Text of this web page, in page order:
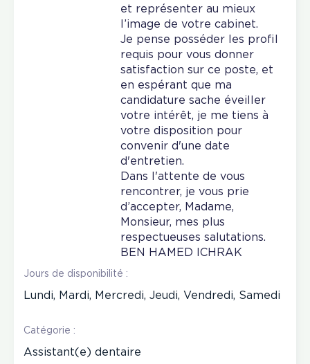
et représenter au mieux
l’image de votre cabinet.
Je pense posséder les profil
requis pour vous donner
satisfaction sur ce poste, et
en espérant que ma
candidature sache éveiller
votre intérêt, je me tiens à
votre disposition pour
convenir d'une date
d'entretien.
Dans l'attente de vous
rencontrer, je vous prie
d’accepter, Madame,
Monsieur, mes plus
respectueuses salutations.
BEN HAMED ICHRAK
Jours de disponibilité :
Lundi, Mardi, Mercredi, Jeudi, Vendredi, Samedi
Catégorie :
Assistant(e) dentaire